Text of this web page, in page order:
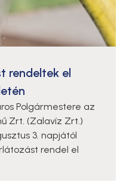
rendeltek el
Polgármestere az
Zrt. (Zalavíz Zrt.)
3. napjától
rendel el